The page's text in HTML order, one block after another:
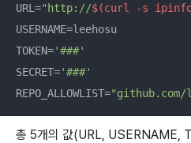
URL="http://$(curl -s
USERNAME=leehosu
TOKEN='###'
SECRET='###'
REPO_ALLOWLIST="github.com/
총 5개의 값(URL, USERNAME,